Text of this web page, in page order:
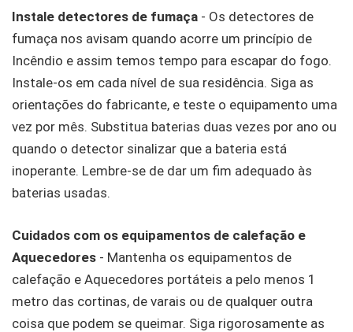
Instale detectores de fumaça - Os detectores de
fumaça nos avisam quando acorre um princípio de
Incêndio e assim temos tempo para escapar do fogo.
Instale-os em cada nível de sua residência. Siga as
orientações do fabricante, e teste o equipamento uma
vez por mês. Substitua baterias duas vezes por ano ou
quando o detector sinalizar que a bateria está
inoperante. Lembre-se de dar um fim adequado às
baterias usadas.
Cuidados com os equipamentos de calefação e
Aquecedores - Mantenha os equipamentos de
calefação e Aquecedores portáteis a pelo menos 1
metro das cortinas, de varais ou de qualquer outra
coisa que podem se queimar. Siga rigorosamente as